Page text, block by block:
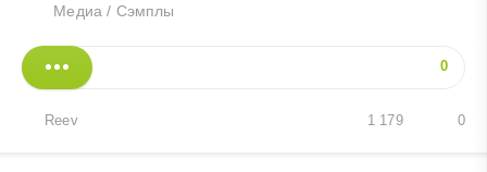
Медиа / Сэмплы
0
Reev 0
1 179